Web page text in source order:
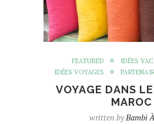
FEATURED
IDÉES
IDÉES VOYAGES
VOYAGE DANS
MAROC
written byBambi